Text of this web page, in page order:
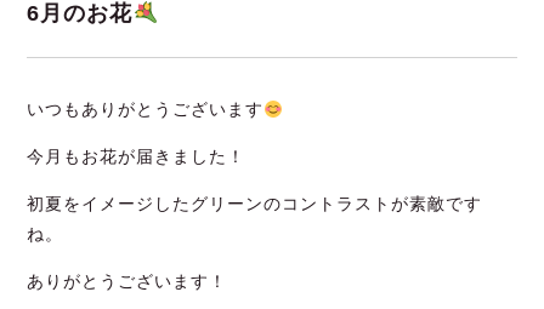
6月のお花
いつもありがとうございます
今月もお花が届きました！
初夏をイメージしたグリーンのコントラストが素敵です
ね。
ありがとうございます！